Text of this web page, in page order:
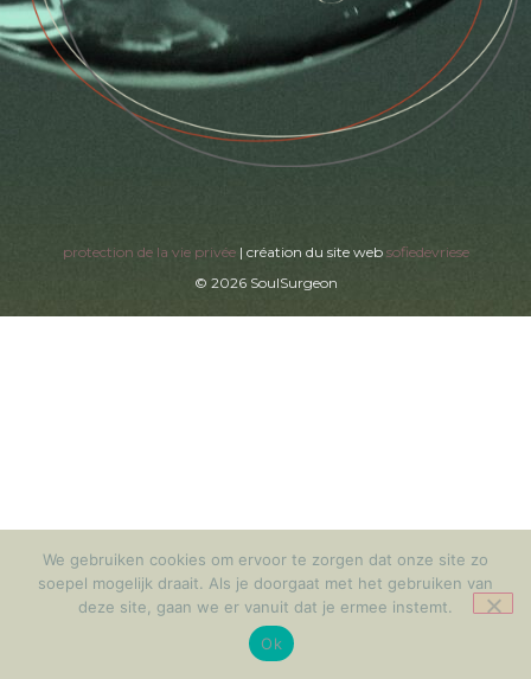
protection de la vie privée| création du site web sofiedevriese
© 2026 SoulSurgeon
We gebruiken cookies om ervoor te zorgen dat onze site zo
soepel mogelijk draait. Als je doorgaat met het gebruiken van
deze site, gaan we er vanuit dat je ermee instemt.
Ok